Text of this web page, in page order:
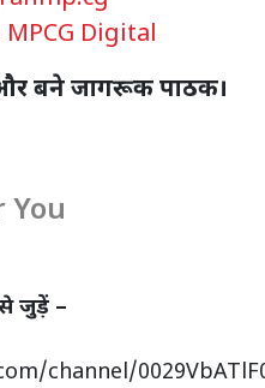
Digital
बने जागरूक पाठक।
You
जुड़ें –
channel/